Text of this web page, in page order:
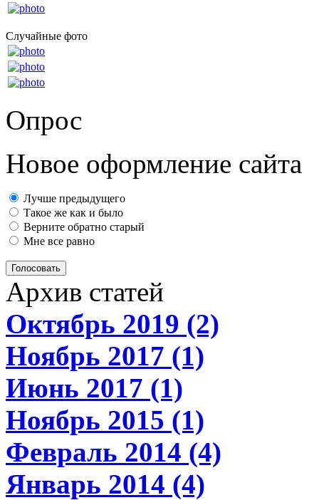
Случайные фото
Опрос
Новое оформление сайта
Лучше предыдущего
Такое же как и было
Верните обратно старый
Мне все равно
Голосовать
Архив статей
Октябрь 2019 (2)
Ноябрь 2017 (1)
Июнь 2017 (1)
Ноябрь 2015 (1)
Февраль 2014 (4)
Январь 2014 (4)